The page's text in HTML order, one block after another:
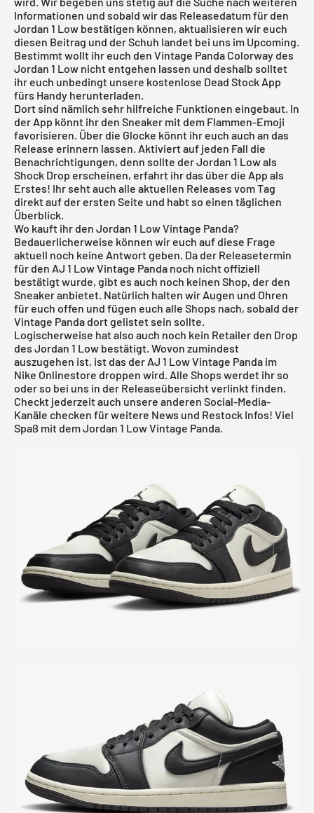
Informationen und sobald wir das Releasedatum für den
Jordan 1 Low bestätigen können, aktualisieren wir euch
diesen Beitrag und der Schuh landet bei uns im Upcoming.
Bestimmt wollt ihr euch den Vintage Panda Colorway des
Jordan 1 Low nicht entgehen lassen und deshalb solltet
ihr euch unbedingt unsere kostenlose Dead Stock App
fürs Handy herunterladen.
Dort sind nämlich sehr hilfreiche Funktionen eingebaut. In
der App könnt ihr den Sneaker mit dem Flammen-Emoji
favorisieren. Über die Glocke könnt ihr euch auch an das
Release erinnern lassen. Aktiviert auf jeden Fall die
Benachrichtigungen, denn sollte der Jordan 1 Low als
Shock Drop erscheinen, erfahrt ihr das über die App als
Erstes! Ihr seht auch alle aktuellen Releases vom Tag
direkt auf der ersten Seite und habt so einen täglichen
Überblick.
Wo kauft ihr den Jordan 1 Low Vintage Panda?
Bedauerlicherweise können wir euch auf diese Frage
aktuell noch keine Antwort geben. Da der Releasetermin
für den AJ 1 Low Vintage Panda noch nicht offiziell
bestätigt wurde, gibt es auch noch keinen Shop, der den
Sneaker anbietet. Natürlich halten wir Augen und Ohren
für euch offen und fügen euch alle Shops nach, sobald der
Vintage Panda dort gelistet sein sollte.
Logischerweise hat also auch noch kein Retailer den Drop
des Jordan 1 Low bestätigt. Wovon zumindest
auszugehen ist, ist das der AJ 1 Low Vintage Panda im
Nike Onlinestore droppen wird. Alle Shops werdet ihr so
oder so bei uns in der Releaseübersichtverlinkt finden.
Checkt jederzeit auch unsere anderen Social-Media-
Kanäle checken für weitere News und Restock Infos! Viel
Spaß mit dem Jordan 1 Low Vintage Panda.